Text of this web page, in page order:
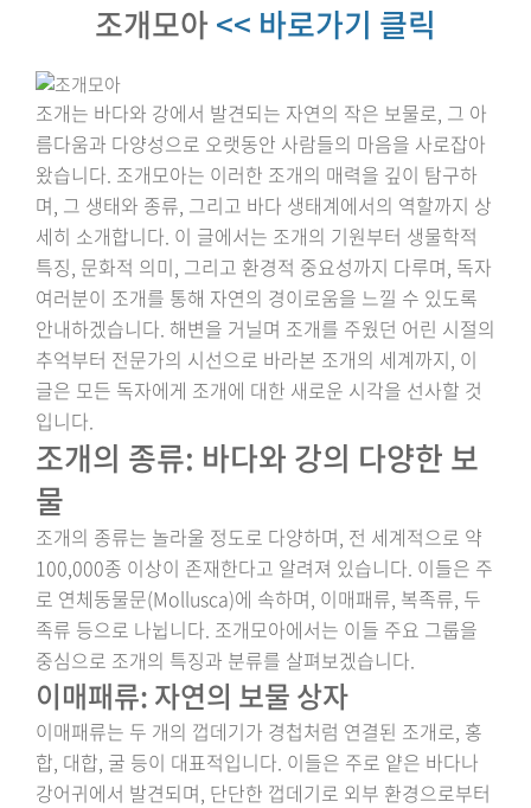
조개모아<< 바로가기 클릭
조개는 바다와 강에서 발견되는 자연의 작은 보물로, 그 아
름다움과 다양성으로 오랫동안 사람들의 마음을 사로잡아
왔습니다. 조개모아는 이러한 조개의 매력을 깊이 탐구하
며, 그 생태와 종류, 그리고 바다 생태계에서의 역할까지 상
세히 소개합니다. 이 글에서는 조개의 기원부터 생물학적
특징, 문화적 의미, 그리고 환경적 중요성까지 다루며, 독자
여러분이 조개를 통해 자연의 경이로움을 느낄 수 있도록
안내하겠습니다. 해변을 거닐며 조개를 주웠던 어린 시절의
추억부터 전문가의 시선으로 바라본 조개의 세계까지, 이
글은 모든 독자에게 조개에 대한 새로운 시각을 선사할 것
입니다.
조개의 종류: 바다와 강의 다양한 보
물
조개의 종류는 놀라울 정도로 다양하며, 전 세계적으로 약
100,000종 이상이 존재한다고 알려져 있습니다. 이들은 주
로 연체동물문(Mollusca)에 속하며, 이매패류, 복족류, 두
족류 등으로 나뉩니다. 조개모아에서는 이들 주요 그룹을
중심으로 조개의 특징과 분류를 살펴보겠습니다.
이매패류: 자연의 보물 상자
이매패류는 두 개의 껍데기가 경첩처럼 연결된 조개로, 홍
합, 대합, 굴 등이 대표적입니다. 이들은 주로 얕은 바다나
강어귀에서 발견되며, 단단한 껍데기로 외부 환경으로부터